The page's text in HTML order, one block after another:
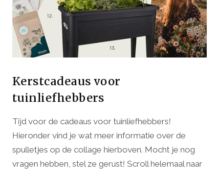
Kerstcadeaus voor
tuinliefhebbers
Tijd voor de cadeaus voor tuinliefhebbers!
Hieronder vind je wat meer informatie over de
spulletjes op de collage hierboven. Mocht je nog
vragen hebben, stel ze gerust! Scroll helemaal naar